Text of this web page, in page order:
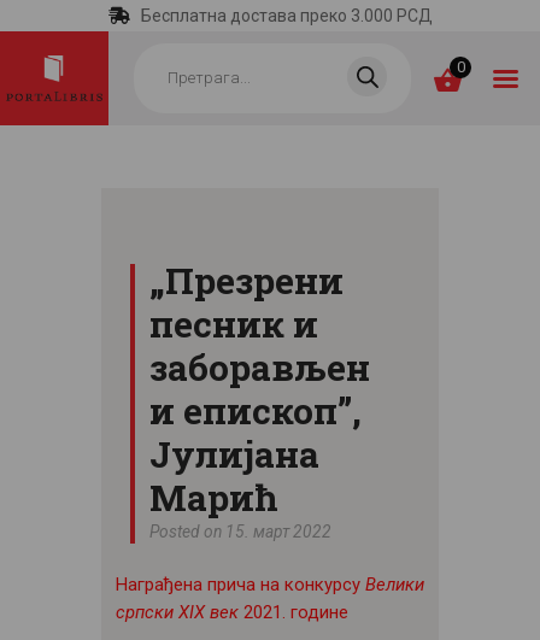
Бесплатна достава преко 3.000 РСД
search 0
НАЈПРОДАВАНИЈЕ
НОВЕ КЊИГЕ
ОТРГНУТО ОД
ЗАБОРАВА
АУТОРИ
АКТУЕЛНОСТИ
ЦЕНОВНИК
ПИСМО
„Презрени
песник и
заборављен
и епископ”,
Јулијана
Марић
Posted on 15. март 2022
Награђена прича на конкурсу Велики
српски XIX век2021. године